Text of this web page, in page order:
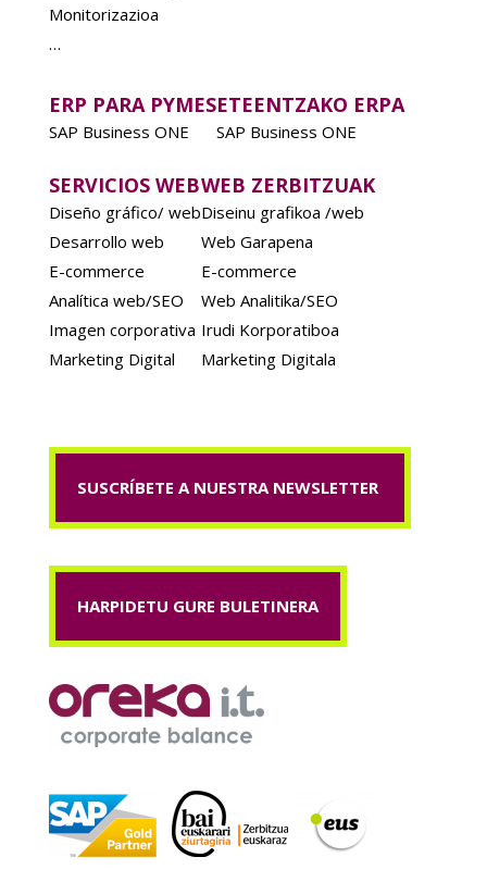
Monitorizazioa
…
ERP PARA PYMES
SAP Business ONE
ETEENTZAKO ERPA
SAP Business ONE
SERVICIOS WEB
Diseño gráfico/ web
Desarrollo web
E-commerce
Analítica web/SEO
Imagen corporativa
Marketing Digital
WEB ZERBITZUAK
Diseinu grafikoa /web
Web Garapena
E-commerce
Web Analitika/SEO
Irudi Korporatiboa
Marketing Digitala
SUSCRÍBETE A NUESTRA NEWSLETTER
HARPIDETU GURE BULETINERA